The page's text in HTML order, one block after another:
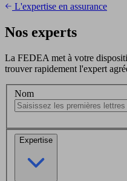
L'expertise en assurance
Nos experts
La FEDEA met à votre
trouver rapidement l'expert
Nom
Expertise